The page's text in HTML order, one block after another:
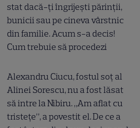
stat dacă-ți îngrijești părinții,
bunicii sau pe cineva vârstnic
din familie. Acum s-a decis!
Cum trebuie să procedezi
Alexandru Ciucu, fostul soț al
Alinei Sorescu, nu a fost lăsat
să intre la Nibiru. „Am aflat cu
tristețe”, a povestit el. De ce a